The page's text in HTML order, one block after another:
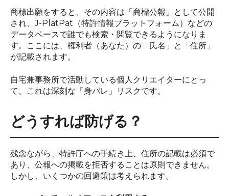
商標出願をすると、その内容は「商標公報」として公開
され、J-PlatPat（特許情報プラットフォーム）などの
データベースで誰でも検索・閲覧できるようになりま
す。ここには、権利者（あなた）の「氏名」と「住所」
が記載されます。
自宅兼事務所で活動している個人クリエイターにとっ
て、これは深刻な「身バレ」リスクです。
どうすれば防げる？
残念ながら、特許庁への手続き上、住所の記載は必須で
あり、公報への掲載を拒否することは原則できません。
しかし、いくつかの回避策は考えられます。